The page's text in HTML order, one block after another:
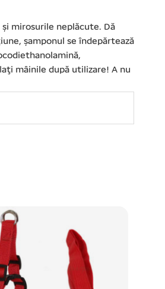
mirosurile neplăcute. Dă
şamponul se îndepărtează
mâinile după utilizare! A nu